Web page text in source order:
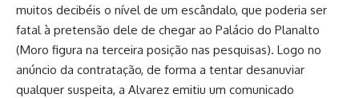
muitos decibéis o nível de um escândalo, que poderia ser
fatal à pretensão dele de chegar ao Palácio do Planalto
(Moro figura na terceira posição nas pesquisas). Logo no
anúncio da contratação, de forma a tentar desanuviar
qualquer suspeita, a Alvarez emitiu um comunicado